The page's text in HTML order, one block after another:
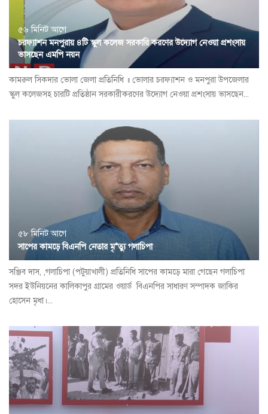
৫৬ মিনিট আগে
চরফ্যাশন মনপুরায় ৪টি স্কুল কলেজ সরকারি করণের উদ্যোগ নেওয়া প্রশংসায়
ভাসছেন এমপি নয়ন
কামরুল সিকদার ভোলা জেলা প্রতিনিধি ॥ ভোলার চরফ্যাশন ও মনপুরা উপজেলার
স্কুল কলেজসহ চারটি প্রতিষ্ঠান সরকারীকরণের উদ্যোগ নেওয়া প্রশংসায় ভাসছেন...
৫৮ মিনিট আগে
সাপের কামড়ে বিএনপি নেতার মৃ*ত্যু গলাচিপা
সঞ্জিব দাস, ,গলাচিপা (পটুয়াখালী) প্রতিনিধি সাপের কামড়ে মারা গেছেন গলাচিপা
সদর ইউনিয়নের কালিকাপুর গ্রামের ওয়ার্ড বিএনপির সাধারণ সম্পাদক জাকির
হোসেন মৃধা।...